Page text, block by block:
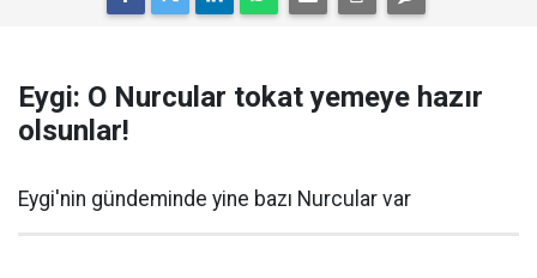
Eygi: O Nurcular tokat yemeye hazır
olsunlar!
Eygi'nin gündeminde yine bazı Nurcular var